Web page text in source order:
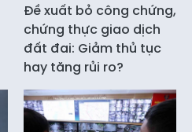
Đề xuất bỏ công chứng,
chứng thực giao dịch
đất đai: Giảm thủ tục
hay tăng rủi ro?